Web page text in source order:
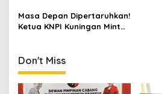
Sertifikat BNSP
Masa Depan Dipertaruhkan!
Ketua KNPI Kuningan Minta
Don't Miss